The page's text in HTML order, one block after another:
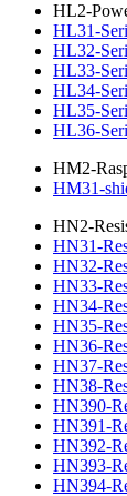
HL2-
HL31-
HL32-
HL33-
HL34-
HL35-
HL36-
HM2-
HM31-
HN2-
HN31-
HN32-
HN33-
HN34-
HN35-
HN36-
HN37-
HN38-
HN390-
HN391-
HN392-
HN393-
HN394-